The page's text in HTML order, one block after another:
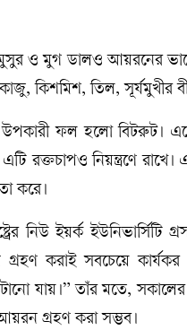
ও মুগ ডালও আয়রনের
কিশমিশ, তিল, সূর্যমুখীর
ফল হলো বিটরুট।
এটি রক্তচাপও নিয়ন্ত্রণে
করে।
নিউ ইয়র্ক
করাই সবচেয়ে কার্যকর
যায়।” তাঁর মতে,
গ্রহণ করা সম্ভব।